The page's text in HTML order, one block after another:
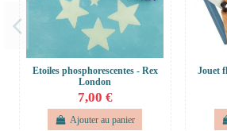
Etoiles phosphorescentes - Rex
London
7,00 €
Ajouter au panier
Jouet